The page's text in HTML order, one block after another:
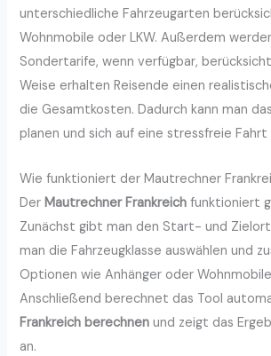
unterschiedliche Fahrzeugarten
Wohnmobile oder LKW. Außerdem
Sondertarife, wenn verfügbar,
Weise erhalten Reisende einen
die Gesamtkosten. Dadurch kann man
planen und sich auf eine stressfreie
Wie funktioniert der Mautrechner
DerMautrechner Frankreich funktioniert
Zunächst gibt man den Start- und Zielort
man die Fahrzeugklasse auswählen und
Optionen wie Anhänger oder
Anschließend berechnet das Tool
Frankreich berechnen und zeigt das
an.